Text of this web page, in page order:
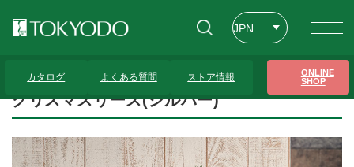
JPN
カタログ よくある質問 ストア情報
ONLINE
SHOP
クリスマスリース(シルバー)
クリスマスリース(シルバー)